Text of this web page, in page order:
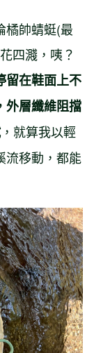
橘帥蜻蜓(最
四濺，咦？
留在鞋面上不
外層纖維阻擋
，就算我以輕
流移動，都能